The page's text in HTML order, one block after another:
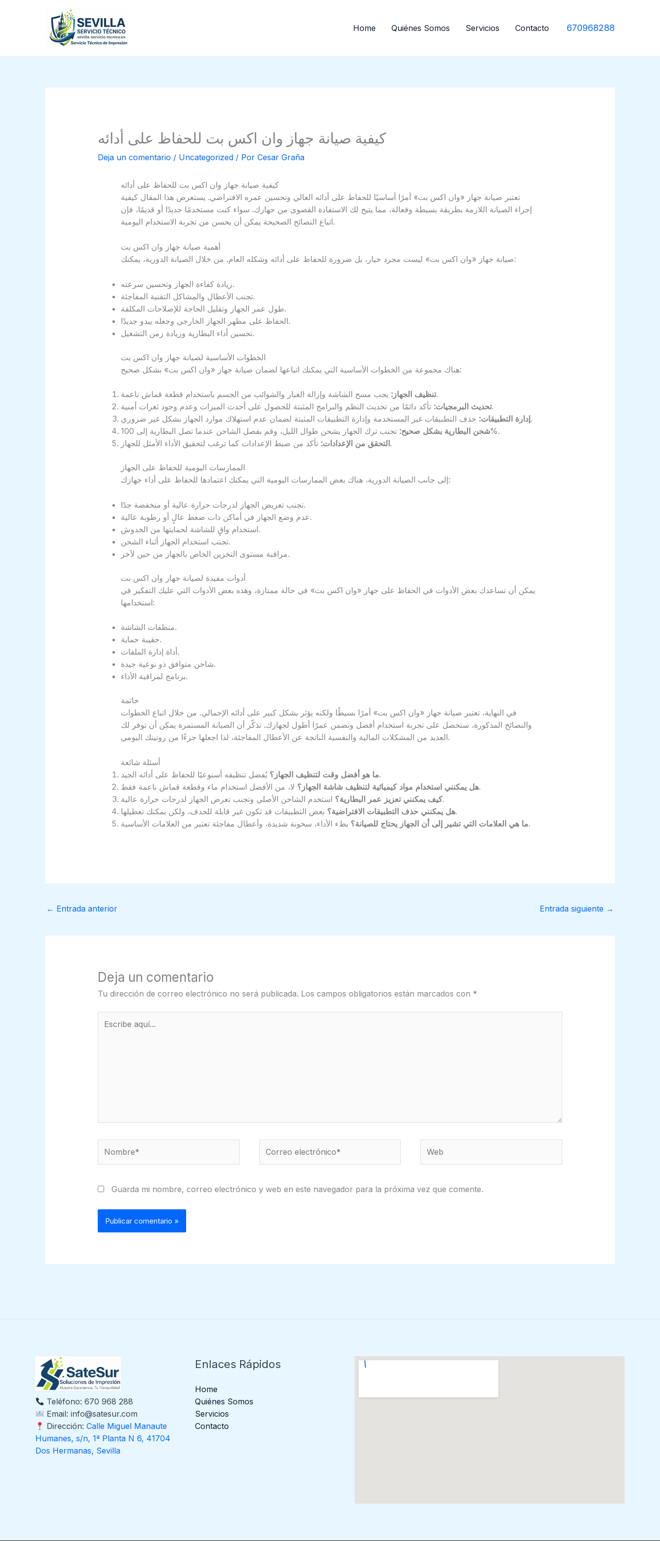
Home Quiénes Somos Servicios Contacto 670968288
كيفية صيانة جهاز وان اكس بت للحفاظ على أدائه
Deja un comentario / Uncategorized/ Por Cesar Graña
كيفية صيانة جهاز وان اكس بت للحفاظ على أدائه
تعتبر صيانة جهاز «وان اكس بت» أمرًا أساسيًا للحفاظ على أدائه العالي وتحسين عمره الافتراضي. يستعرض هذا المقال كيفية
إجراء الصيانة اللازمة بطريقة بسيطة وفعالة، مما يتيح لك الاستفادة القصوى من جهازك. سواء كنت مستخدمًا جديدًا أو قديمًا، فإن
اتباع النصائح الصحيحة يمكن أن يحسن من تجربة الاستخدام اليومية.
أهمية صيانة جهاز وان اكس بت
صيانة جهاز «وان اكس بت» ليست مجرد خيار، بل ضرورة للحفاظ على أدائه وشكله العام. من خلال الصيانة الدورية، يمكنك:
زيادة كفاءة الجهاز وتحسين سرعته.
تجنب الأعطال والمشاكل التقنية المفاجئة.
طول عمر الجهاز وتقليل الحاجة للإصلاحات المكلفة.
الحفاظ على مظهر الجهاز الخارجي وجعله يبدو جديدًا.
تحسين أداء البطارية وزيادة زمن التشغيل.
الخطوات الأساسية لصيانة جهاز وان اكس بت
هناك مجموعة من الخطوات الأساسية التي يمكنك اتباعها لضمان صيانة جهاز «وان اكس بت» بشكل صحيح:
تنظيف الجهاز:يجب مسح الشاشة وإزالة الغبار والشوائب من الجسم باستخدام قطعة قماش ناعمة.
تحديث البرمجيات:تأكد دائمًا من تحديث النظم والبرامج المثبتة للحصول على أحدث الميزات وعدم وجود ثغرات أمنية.
إدارة التطبيقات:حذف التطبيقات غير المستخدمة وإدارة التطبيقات المثبتة لضمان عدم استهلاك موارد الجهاز بشكل غير ضروري.
شحن البطارية بشكل صحيح:تجنب ترك الجهاز يشحن طوال الليل، وقم بفصل الشاحن عندما تصل البطارية إلى 100%.
التحقق من الإعدادات: تأكد من ضبط الإعدادات كما ترغب لتحقيق الأداء الأمثل للجهاز.
الممارسات اليومية للحفاظ على الجهاز
إلى جانب الصيانة الدورية، هناك بعض الممارسات اليومية التي يمكنك اعتمادها للحفاظ على أداء جهازك:
تجنب تعريض الجهاز لدرجات حرارة عالية أو منخفضة جدًا.
عدم وضع الجهاز في أماكن ذات ضغط عالٍ أو رطوبة عالية.
استخدام واقٍ للشاشة لحمايتها من الخدوش.
تجنب استخدام الجهاز أثناء الشحن.
مراقبة مستوى التخزين الخاص بالجهاز من حين لآخر.
أدوات مفيدة لصيانة جهاز وان اكس بت
يمكن أن تساعدك بعض الأدوات في الحفاظ على جهاز «وان اكس بت» في حالة ممتازة، وهذه بعض الأدوات التي عليك التفكير في
استخدامها:
منظفات الشاشة.
حقيبة حماية.
أداة إدارة الملفات.
شاحن متوافق ذو نوعية جيدة.
برنامج لمراقبة الأداء.
خاتمة
في النهاية، تعتبر صيانة جهاز «وان اكس بت» أمرًا بسيطًا ولكنه يؤثر بشكل كبير على أدائه الإجمالي. من خلال اتباع الخطوات
والنصائح المذكورة، ستحصل على تجربة استخدام أفضل وتضمن عمرًا أطول لجهازك. تذكّر أن الصيانة المستمرة يمكن أن توفر لك
العديد من المشكلات المالية والنفسية الناتجة عن الأعطال المفاجئة، لذا اجعلها جزءًا من روتينك اليومي.
أسئلة شائعة
ما هو أفضل وقت لتنظيف الجهاز؟يُفضل تنظيفه أسبوعيًا للحفاظ على أدائه الجيد.
هل يمكنني استخدام مواد كيميائية لتنظيف شاشة الجهاز؟لا، من الأفضل استخدام ماء وقطعة قماش ناعمة فقط.
كيف يمكنني تعزيز عمر البطارية؟استخدم الشاحن الأصلي وتجنب تعرض الجهاز لدرجات حرارة عالية.
هل يمكنني حذف التطبيقات الافتراضية؟بعض التطبيقات قد تكون غير قابلة للحذف، ولكن يمكنك تعطيلها.
ما هي العلامات التي تشير إلى أن الجهاز يحتاج للصيانة؟بطء الأداء، سخونة شديدة، وأعطال مفاجئة تعتبر من العلامات الأساسية.
← Entrada anterior Entrada siguiente →
Deja un comentario
Tu dirección de correo electrónico no será publicada. Los campos obligatorios están marcados con *
aquí...
electrónico*
Guarda mi nombre, correo electrónico y web en este navegador para la próxima vez que comente.
Teléfono: 670 968 288
Email: info@satesur.com
Dirección:Calle Miguel Manaute
Humanes, s/n, 1ª Planta N 6, 41704
Dos Hermanas, Sevilla
Enlaces Rápidos
Home
Quiénes Somos
Servicios
Contacto